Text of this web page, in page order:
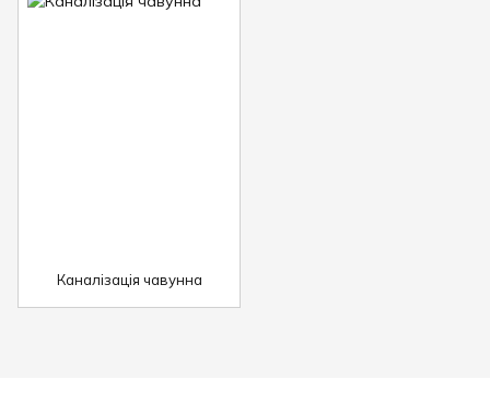
Каналізація чавунна